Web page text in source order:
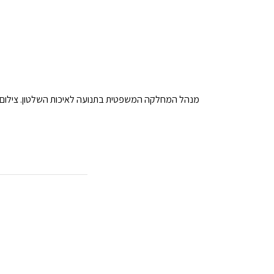
מנהל המחלקה המשפטית בתנועה לאיכות השלטון.